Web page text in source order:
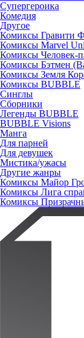
Супергероика
Комедия
Другое
Комиксы Гравити
Комиксы Marvel
Комиксы Человек-
Комиксы Бэтмен
Комиксы Земля
Комиксы BUBBLE
Синглы
Сборники
Легенды BUBBLE
BUBBLE Visions
Манга
Для парней
Для девушек
Мистика/ужасы
Другие жанры
Комиксы Майор
Комиксы Лига
Комиксы